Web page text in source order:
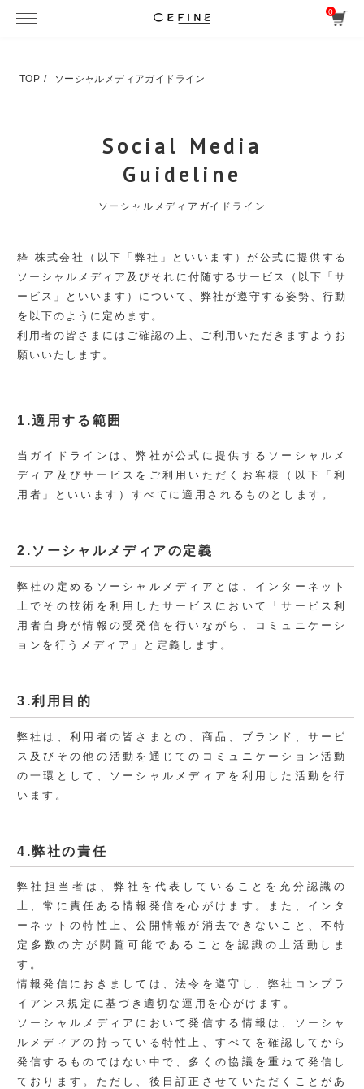
0
TOP ソーシャルメディアガイドライン
Social Media
Guideline
ソーシャルメディアガイドライン
粋 株式会社（以下「弊社」といいます）が公式に提供する
ソーシャルメディア及びそれに付随するサービス（以下「サ
ービス」といいます）について、弊社が遵守する姿勢、行動
を以下のように定めます。
利用者の皆さまにはご確認の上、ご利用いただきますようお
願いいたします。
1.適用する範囲
当ガイドラインは、弊社が公式に提供するソーシャルメ
ディア及びサービスをご利用いただくお客様（以下「利
用者」といいます）すべてに適用されるものとします。
2.ソーシャルメディアの定義
弊社の定めるソーシャルメディアとは、インターネット
上でその技術を利用したサービスにおいて「サービス利
用者自身が情報の受発信を行いながら、コミュニケーシ
ョンを行うメディア」と定義します。
3.利用目的
弊社は、利用者の皆さまとの、商品、ブランド、サービ
ス及びその他の活動を通じてのコミュニケーション活動
の一環として、ソーシャルメディアを利用した活動を行
います。
4.弊社の責任
弊社担当者は、弊社を代表していることを充分認識の
上、常に責任ある情報発信を心がけます。また、インタ
ーネットの特性上、公開情報が消去できないこと、不特
定多数の方が閲覧可能であることを認識の上活動しま
す。
情報発信におきましては、法令を遵守し、弊社コンプラ
イアンス規定に基づき適切な運用を心がけます。
ソーシャルメディアにおいて発信する情報は、ソーシャ
ルメディアの持っている特性上、すべてを確認してから
発信するものではない中で、多くの協議を重ねて発信し
ております。ただし、後日訂正させていただくことがあ